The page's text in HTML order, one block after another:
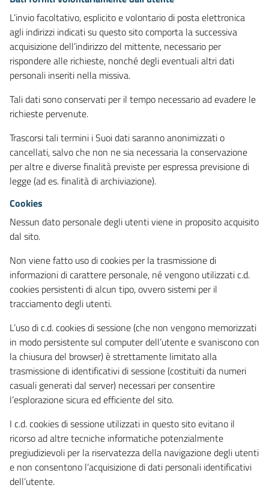
L’invio facoltativo, esplicito e volontario di posta elettronica
agli indirizzi indicati su questo sito comporta la successiva
acquisizione dell’indirizzo del mittente, necessario per
rispondere alle richieste, nonché degli eventuali altri dati
personali inseriti nella missiva.
Tali dati sono conservati per il tempo necessario ad evadere le
richieste pervenute.
Trascorsi tali termini i Suoi dati saranno anonimizzati o
cancellati, salvo che non ne sia necessaria la conservazione
per altre e diverse finalità previste per espressa previsione di
legge (ad es. finalità di archiviazione).
Cookies
Nessun dato personale degli utenti viene in proposito acquisito
dal sito.
Non viene fatto uso di cookies per la trasmissione di
informazioni di carattere personale, né vengono utilizzati c.d.
cookies persistenti di alcun tipo, ovvero sistemi per il
tracciamento degli utenti.
L’uso di c.d. cookies di sessione (che non vengono memorizzati
in modo persistente sul computer dell’utente e svaniscono con
la chiusura del browser) è strettamente limitato alla
trasmissione di identificativi di sessione (costituiti da numeri
casuali generati dal server) necessari per consentire
l’esplorazione sicura ed efficiente del sito.
I c.d. cookies di sessione utilizzati in questo sito evitano il
ricorso ad altre tecniche informatiche potenzialmente
pregiudizievoli per la riservatezza della navigazione degli utenti
e non consentono l’acquisizione di dati personali identificativi
dell’utente.